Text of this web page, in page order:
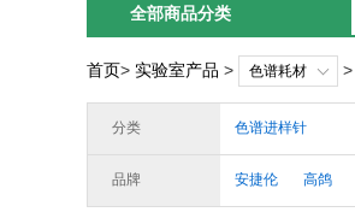
全部商品分类
首页> 实验室产品 > 色谱耗材 >
分类 色谱进样针
品牌 安捷伦 高鸽